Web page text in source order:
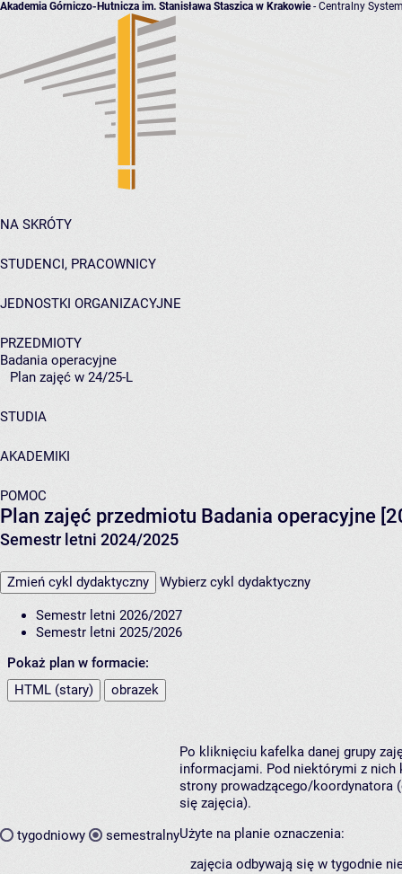
Akademia Górniczo-Hutnicza im. Stanisława Staszica w Krakowie- Centralny
NA SKRÓTY
STUDENCI, PRACOWNICY
JEDNOSTKI ORGANIZACYJNE
PRZEDMIOTY
Badania operacyjne
Plan zajęć w 24/25-L
STUDIA
AKADEMIKI
POMOC
Plan zajęć przedmiotu Badania operacyjne
Semestr letni 2024/2025
Zmień cykl dydaktyczny Wybierz cykl dydaktyczny
Semestr letni 2026/2027
Semestr letni 2025/2026
Pokaż plan w formacie:
HTML (stary)
obrazek
tygodniowy semestralny
Po kliknięciu kafelka danej grupy
informacjami. Pod niektórymi z nich
strony prowadzącego/koordynatora
się zajęcia).
Użyte na planie oznaczenia:
zajęcia odbywają się w tygodnie